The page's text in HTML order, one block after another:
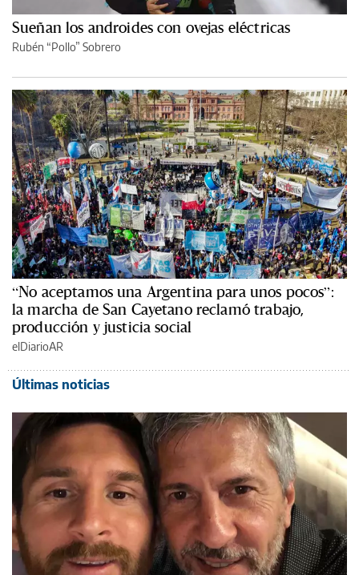
Sueñan los androides con ovejas eléctricas
Rubén “Pollo” Sobrero
“No aceptamos una Argentina para unos pocos”:
la marcha de San Cayetano reclamó trabajo,
producción y justicia social
elDiarioAR
Últimas noticias